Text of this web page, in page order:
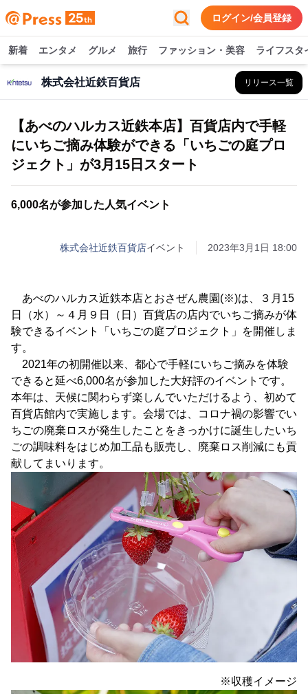
ログイン/会員登録
新着 エンタメ グルメ 旅行 ファッション・美容 ライフスタ
株式会社近鉄百貨店 リリース一覧
【あべのハルカス近鉄本店】百貨店内で手軽
にいちご摘み体験ができる「いちごの庭プロ
ジェクト」が3月15日スタート
6,000名が参加した人気イベント
株式会社近鉄百貨店イベント 2023年3月1日 18:00
あべのハルカス近鉄本店とおさぜん農園(※)は、３月15
日（水）～４月９日（日）百貨店の店内でいちご摘みが体
験できるイベント「いちごの庭プロジェクト」を開催しま
す。
2021年の初開催以来、都心で手軽にいちご摘みを体験
できると延べ6,000名が参加した大好評のイベントです。
本年は、天候に関わらず楽しんでいただけるよう、初めて
百貨店館内で実施します。会場では、コロナ禍の影響でい
ちごの廃棄ロスが発生したことをきっかけに誕生したいち
ごの調味料をはじめ加工品も販売し、廃棄ロス削減にも貢
献してまいります。
※収穫イメージ